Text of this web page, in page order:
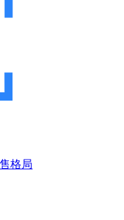
格局